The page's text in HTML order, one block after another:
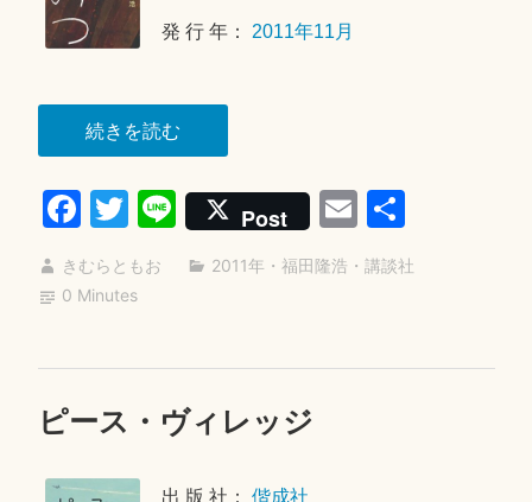
発 行 年： 2011年11月
続きを読む“ひ
み
つ”
Fa
ce
bo
T
wi
tte
Li
ne
Post E
m
ail
共
有
きむらともお 2011年 ・ 福田隆浩 ・ 講談社
0 Minutes
ピース・ヴィレッジ
出 版 社：偕成社